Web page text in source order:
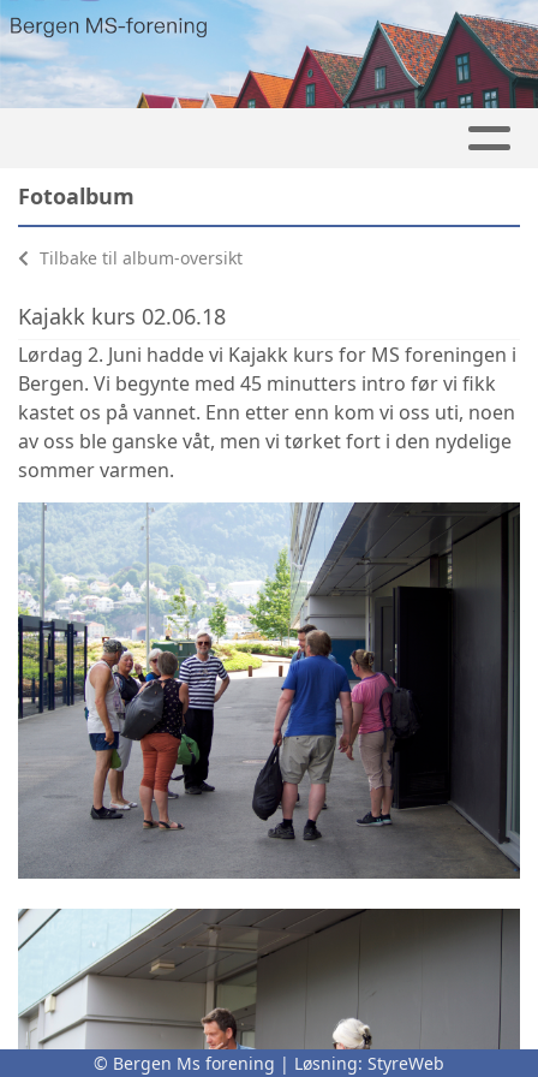
Fotoalbum
Tilbake til album-oversikt
Kajakk kurs 02.06.18
Lørdag 2. Juni hadde vi Kajakk kurs for MS foreningen i
Bergen. Vi begynte med 45 minutters intro før vi fikk
kastet os på vannet. Enn etter enn kom vi oss uti, noen
av oss ble ganske våt, men vi tørket fort i den nydelige
sommer varmen.
© Bergen Ms forening | Løsning: StyreWeb